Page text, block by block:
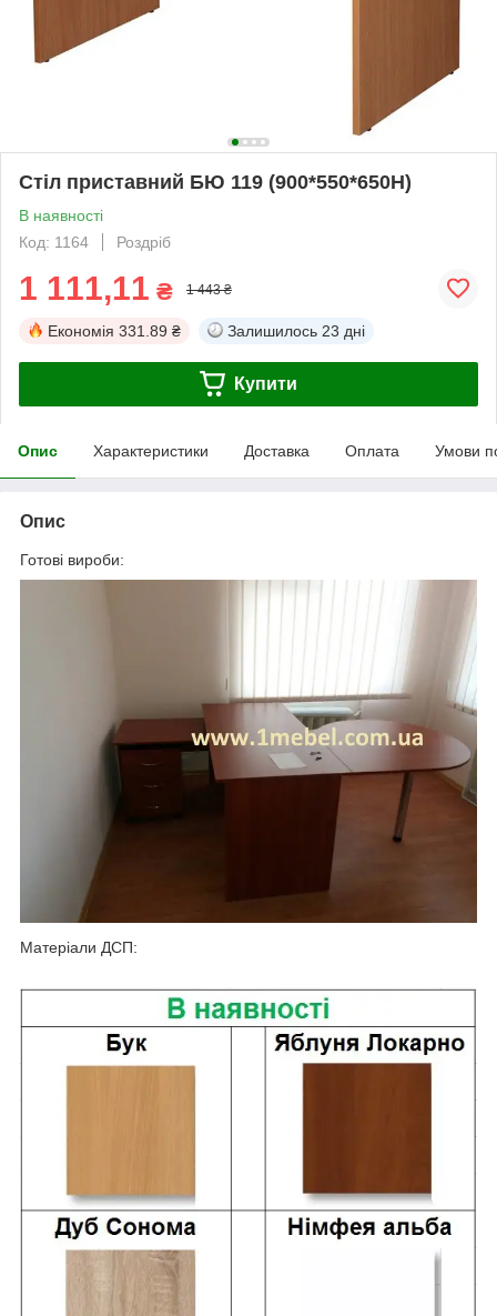
Стіл приставний БЮ 119 (900*550*650Н)
В наявності
Код: 1164
Роздріб
1 111,11 ₴ 1 443 ₴
Економія 331.89 ₴ Залишилось 23 дні
Купити
Опис Характеристики Доставка Оплата Умови
Опис
Готові вироби:
Матеріали ДСП: